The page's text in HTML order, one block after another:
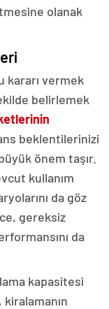
olanak
kararı vermek
belirlemek
beklentilerinizi
önem taşır.
kullanım
da göz
gereksiz
da
kapasitesi